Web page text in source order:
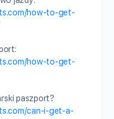
how-to-get-
how-to-get-
paszport?
can-i-get-a-